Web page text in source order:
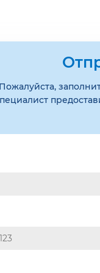
Пожалуйста,